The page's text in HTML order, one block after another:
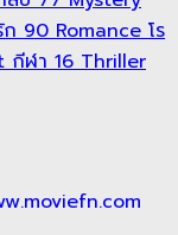
ก 90 Romance โร
กีฬา 16 Thriller